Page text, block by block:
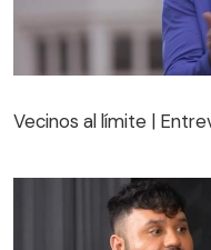
Vecinos al límite |